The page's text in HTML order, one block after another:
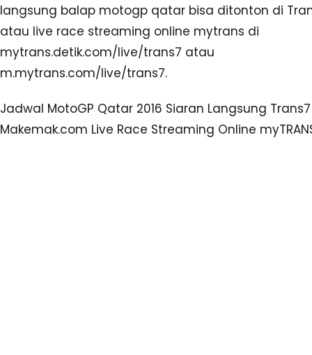
langsung balap motogp qatar bisa ditonton di
atau live race streaming online mytrans di
mytrans.detik.com/live/trans7 atau
m.mytrans.com/live/trans7.
Jadwal MotoGP Qatar 2016 Siaran Langsung Trans7
Makemak.com Live Race Streaming Online